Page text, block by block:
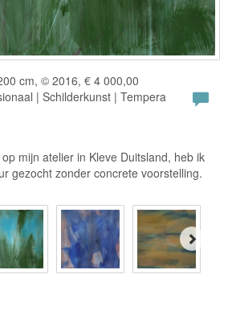
cm, © 2016, € 4 000,00
| Schilderkunst | Tempera
mijn atelier in Kleve Duitsland, heb ik
gezocht zonder concrete voorstelling.